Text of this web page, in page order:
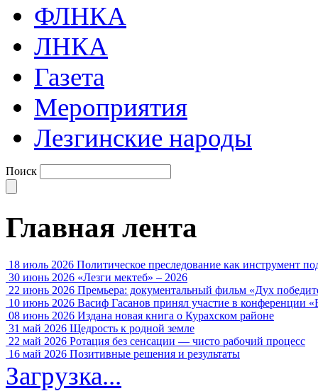
ФЛНКА
ЛНКА
Газета
Мероприятия
Лезгинские народы
Поиск
Главная лента
18 июль 2026 Политическое преследование как инструмент
30 июнь 2026 «Лезги мектеб» – 2026
22 июнь 2026 Премьера: документальный фильм «Дух
10 июнь 2026 Васиф Гасанов принял участие в конференции
08 июнь 2026 Издана новая книга о Курахском районе
31 май 2026 Щедрость к родной земле
22 май 2026 Ротация без сенсации — чисто рабочий процесс
16 май 2026 Позитивные решения и результаты
Загрузка...